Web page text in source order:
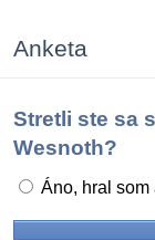
Anketa
Stretli ste sa
Wesnoth?
Áno, hral